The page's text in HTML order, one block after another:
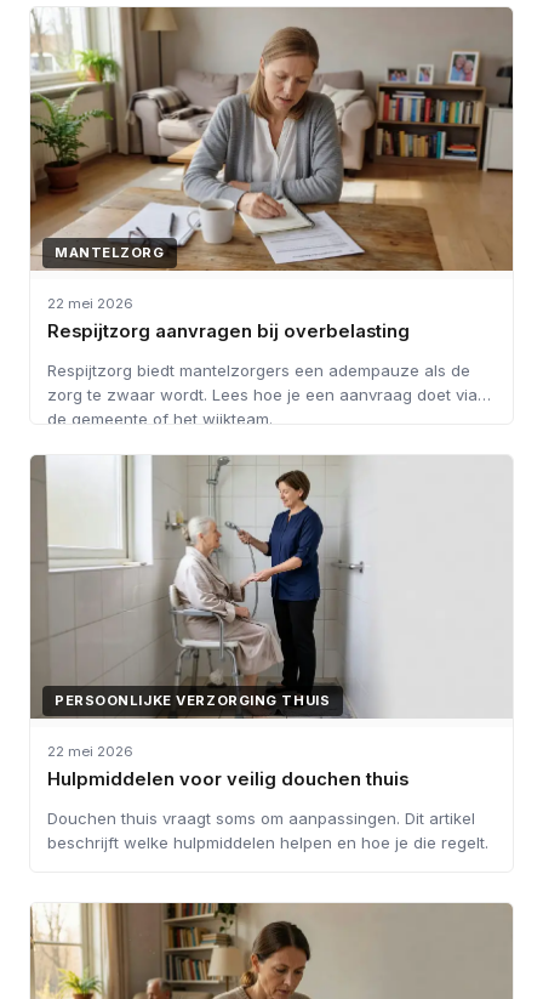
MANTELZORG
22 mei 2026
Respijtzorg aanvragen bij overbelasting
Respijtzorg biedt mantelzorgers een adempauze als de
zorg te zwaar wordt. Lees hoe je een aanvraag doet via
de gemeente of het wijkteam.
PERSOONLIJKE VERZORGING THUIS
22 mei 2026
Hulpmiddelen voor veilig douchen thuis
Douchen thuis vraagt soms om aanpassingen. Dit artikel
beschrijft welke hulpmiddelen helpen en hoe je die regelt.